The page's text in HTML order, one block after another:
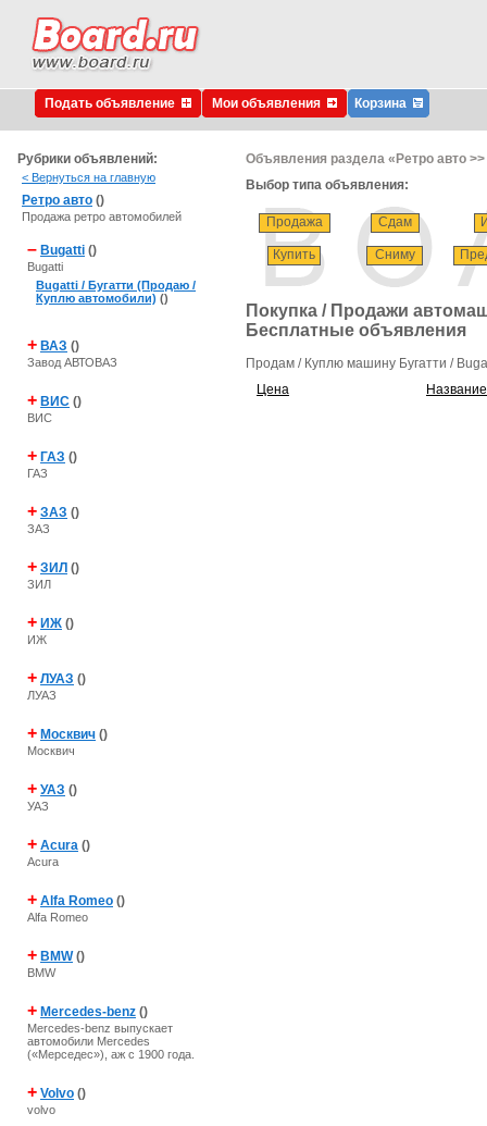
Подать объявление Мои объявления Корзина
Рубрики объявлений:
< Вернуться на главную
Ретро авто ()
Продажа ретро автомобилей
– Bugatti ()
Bugatti
Bugatti / Бугатти (Продаю /
Куплю автомобили) ()
+ ВАЗ ()
Завод АВТОВАЗ
+ ВИС ()
ВИС
+ ГАЗ ()
ГАЗ
+ ЗАЗ ()
ЗАЗ
+ ЗИЛ ()
ЗИЛ
+ ИЖ ()
ИЖ
+ ЛУАЗ ()
ЛУАЗ
+ Москвич ()
Москвич
+ УАЗ ()
УАЗ
+ Acura ()
Acura
+ Alfa Romeo ()
Alfa Romeo
+ BMW()
BMW
+ Mercedes-benz ()
Mercedes-benz выпускает
автомобили Mercedes
(«Мерседес»), аж с 1900 года.
+ Volvo ()
volvo
Объявления раздела «Ретро авто
Выбор типа объявления:
Продажа Сдам
Купить Сниму
Покупка / Продажи
Бесплатные объявления
Продам / Куплю машину Бугатти /
Цена
Название